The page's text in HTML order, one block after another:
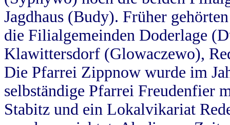
Jagdhaus (Budy). Früher
die Filialgemeinden Doderlage
Klawittersdorf (Glowaczewo),
Die Pfarrei Zippnow wurde im
selbständige Pfarrei Freudenfier
Stabitz und ein Lokalvikariat